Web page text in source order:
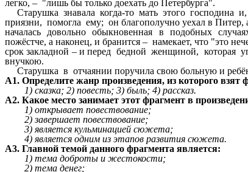
легко, – "лишь бы только доехать до Петербурга".
Старушка знавала когда-то мать этого господина
приязни, помогла ему; он благополучно уехал в Питер, а
началась довольно обыкновенная в подобных
пожёстче, а наконец, и бранится – намекает, что "это
срок закладной – и перед бедной женщиной, которая
внучкою.
Старушка в отчаянии поручила свою больную и
А1. Определите жанр произведения, из которого взят
1) сказка; 2) повесть; 3) быль; 4) рассказ.
А2. Какое место занимает этот фрагмент в
1) открывает повествование;
2) завершает повествование;
3) является кульминацией сюжета;
4) является одним из этапов развития сюжета.
А3. Главной темой данного фрагмента является:
1) тема доброты и жестокости;
2) тема денег;